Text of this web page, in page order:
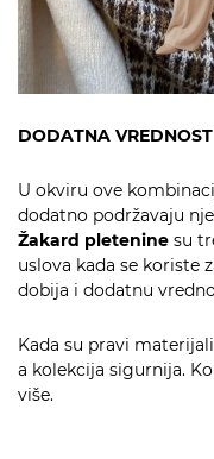
DODATNA
U okviru ove
dodatno podržavaju
Žakard pletenine su
uslova kada se koriste
dobija i dodatnu
Kada su pravi
a kolekcija sigurnija.
više.